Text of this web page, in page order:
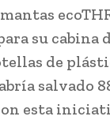
su cabina
de
salvado
esta